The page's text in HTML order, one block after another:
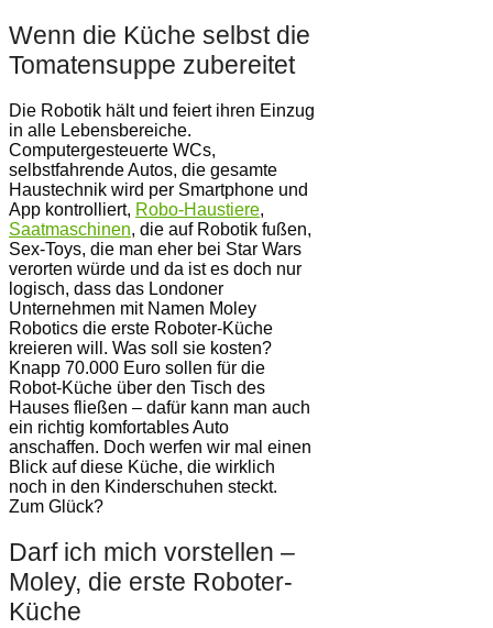
Wenn die Küche selbst die
Tomatensuppe zubereitet
Die Robotik hält und feiert ihren Einzug
in alle Lebensbereiche.
Computergesteuerte WCs,
selbstfahrende Autos, die gesamte
Haustechnik wird per Smartphone und
App kontrolliert, Robo-Haustiere,
Saatmaschinen, die auf Robotik fußen,
Sex-Toys, die man eher bei Star Wars
verorten würde und da ist es doch nur
logisch, dass das Londoner
Unternehmen mit Namen Moley
Robotics die erste Roboter-Küche
kreieren will. Was soll sie kosten?
Knapp 70.000 Euro sollen für die
Robot-Küche über den Tisch des
Hauses fließen – dafür kann man auch
ein richtig komfortables Auto
anschaffen. Doch werfen wir mal einen
Blick auf diese Küche, die wirklich
noch in den Kinderschuhen steckt.
Zum Glück?
Darf ich mich vorstellen –
Moley, die erste Roboter-
Küche